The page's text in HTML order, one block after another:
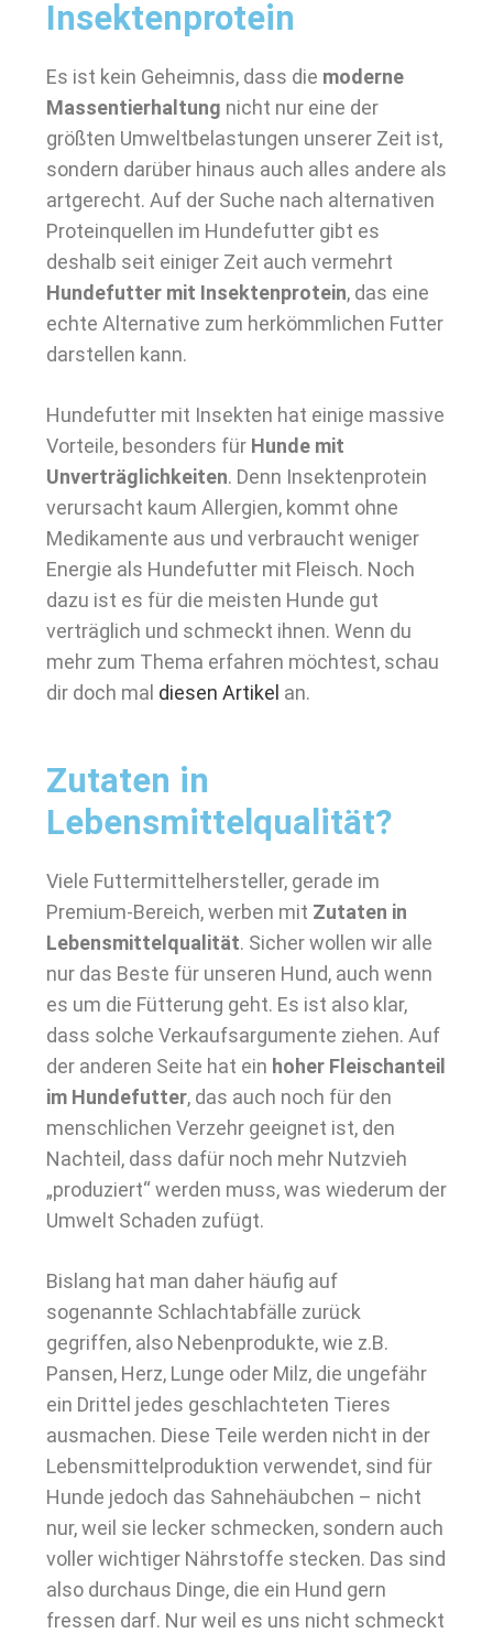
Insektenprotein
Es ist kein Geheimnis, dass die moderne
Massentierhaltung nicht nur eine der
größten Umweltbelastungen unserer Zeit ist,
sondern darüber hinaus auch alles andere als
artgerecht. Auf der Suche nach alternativen
Proteinquellen im Hundefutter gibt es
deshalb seit einiger Zeit auch vermehrt
Hundefutter mit Insektenprotein, das eine
echte Alternative zum herkömmlichen Futter
darstellen kann.
Hundefutter mit Insekten hat einige massive
Vorteile, besonders für Hunde mit
Unverträglichkeiten. Denn Insektenprotein
verursacht kaum Allergien, kommt ohne
Medikamente aus und verbraucht weniger
Energie als Hundefutter mit Fleisch. Noch
dazu ist es für die meisten Hunde gut
verträglich und schmeckt ihnen. Wenn du
mehr zum Thema erfahren möchtest, schau
dir doch mal diesen Artikel an.
Zutaten in
Lebensmittelqualität?
Viele Futtermittelhersteller, gerade im
Premium-Bereich, werben mit Zutaten in
Lebensmittelqualität. Sicher wollen wir alle
nur das Beste für unseren Hund, auch wenn
es um die Fütterung geht. Es ist also klar,
dass solche Verkaufsargumente ziehen. Auf
der anderen Seite hat ein hoher Fleischanteil
im Hundefutter, das auch noch für den
menschlichen Verzehr geeignet ist, den
Nachteil, dass dafür noch mehr Nutzvieh
„produziert“ werden muss, was wiederum der
Umwelt Schaden zufügt.
Bislang hat man daher häufig auf
sogenannte Schlachtabfälle zurück
gegriffen, also Nebenprodukte, wie z.B.
Pansen, Herz, Lunge oder Milz, die ungefähr
ein Drittel jedes geschlachteten Tieres
ausmachen. Diese Teile werden nicht in der
Lebensmittelproduktion verwendet, sind für
Hunde jedoch das Sahnehäubchen – nicht
nur, weil sie lecker schmecken, sondern auch
voller wichtiger Nährstoffe stecken. Das sind
also durchaus Dinge, die ein Hund gern
fressen darf. Nur weil es uns nicht schmeckt